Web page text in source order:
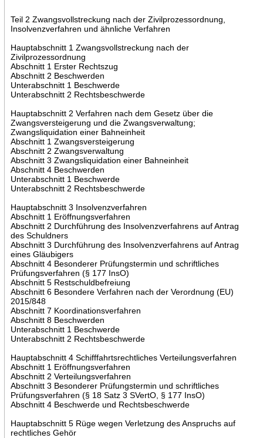
Teil 2 Zwangsvollstreckung nach der Zivilprozessordnung,
Insolvenzverfahren und ähnliche Verfahren
Hauptabschnitt 1 Zwangsvollstreckung nach der
Zivilprozessordnung
Abschnitt 1 Erster Rechtszug
Abschnitt 2 Beschwerden
Unterabschnitt 1 Beschwerde
Unterabschnitt 2 Rechtsbeschwerde
Hauptabschnitt 2 Verfahren nach dem Gesetz über die
Zwangsversteigerung und die Zwangsverwaltung;
Zwangsliquidation einer Bahneinheit
Abschnitt 1 Zwangsversteigerung
Abschnitt 2 Zwangsverwaltung
Abschnitt 3 Zwangsliquidation einer Bahneinheit
Abschnitt 4 Beschwerden
Unterabschnitt 1 Beschwerde
Unterabschnitt 2 Rechtsbeschwerde
Hauptabschnitt 3 Insolvenzverfahren
Abschnitt 1 Eröffnungsverfahren
Abschnitt 2 Durchführung des Insolvenzverfahrens auf Antrag
des Schuldners
Abschnitt 3 Durchführung des Insolvenzverfahrens auf Antrag
eines Gläubigers
Abschnitt 4 Besonderer Prüfungstermin und schriftliches
Prüfungsverfahren (§ 177 InsO)
Abschnitt 5 Restschuldbefreiung
Abschnitt 6 Besondere Verfahren nach der Verordnung (EU)
2015/848
Abschnitt 7 Koordinationsverfahren
Abschnitt 8 Beschwerden
Unterabschnitt 1 Beschwerde
Unterabschnitt 2 Rechtsbeschwerde
Hauptabschnitt 4 Schifffahrtsrechtliches Verteilungsverfahren
Abschnitt 1 Eröffnungsverfahren
Abschnitt 2 Verteilungsverfahren
Abschnitt 3 Besonderer Prüfungstermin und schriftliches
Prüfungsverfahren (§ 18 Satz 3 SVertO, § 177 InsO)
Abschnitt 4 Beschwerde und Rechtsbeschwerde
Hauptabschnitt 5 Rüge wegen Verletzung des Anspruchs auf
rechtliches Gehör